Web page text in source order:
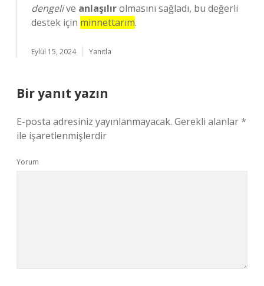
dengelive anlaşılırolmasını sağladı, bu değerli
destek için minnettarım.
Eylül 15, 2024 Yanıtla
Bir yanıt yazın
E-posta adresiniz yayınlanmayacak. Gerekli alanlar*
ile işaretlenmişlerdir
Yorum